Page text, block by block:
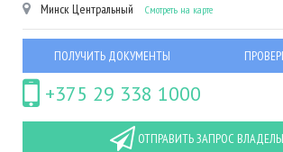
МинскЦентральный Смотреть на карте
ПОЛУЧИТЬ ДОКУМЕНТЫ
+375 29 338 1000
ОТПРАВИТЬ ЗАПРОС